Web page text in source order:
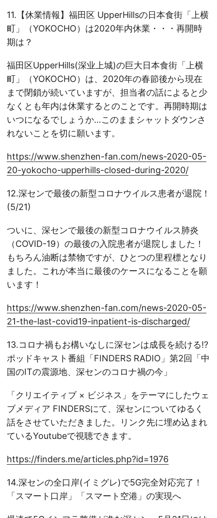
11.【休業情報】福田区 UpperHillsの日本食街「上横
町」（YOKOCHO）は2020年内休業・・・再開時
期は？
福田区UpperHills(深业上城)の巨大日本食街「上横
町」（YOKOCHO）は、2020年の春節後から現在
まで閉鎖が続いていますが、担当者の話によると少
なくとも年内は休業するとのことです。再開時期は
いつになるでしょうか…このままシャットダウンさ
れないことを切に願います。
https://www.shenzhen-fan.com/news-2020-05-
20-yokocho-upperhills-closed-during-2020/
12.深センで最後の新型コロナウイルス患者が退院！
(5/21)
ついに、深センで最後の新型コロナウイルス肺炎
（COVID-19）の最後の入院患者が退院しました！
もちろん油断は禁物ですが、ひとつの里程標となり
ました。これが本当に最後のケースになることを願
います！
https://www.shenzhen-fan.com/news-2020-05-
21-the-last-covid19-inpatient-is-discharged/
13.コロナ禍もお構いなしに深センは成長を続ける!?
ポッドキャスト番組「FINDERS RADIO」第2回「中
国のITの震源地、深センのコロナ禍の今」
「クリエイティブ × ビジネス」をテーマにしたウェ
ブメディア FINDERSにて、深センについてゆるく
話をさせていただきました。リンク先に埋め込まれ
ているYoutubeで視聴できます。
https://finders.me/articles.php?id=1976
14.深センの全口岸(イミグレ)で5G完全対応完了！
「スマート口岸」「スマート空港」の実現へ